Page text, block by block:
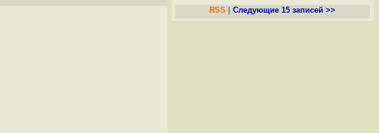
RSS
Следующие 15 записей >>